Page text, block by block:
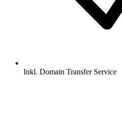
Inkl. Domain Transfer Service